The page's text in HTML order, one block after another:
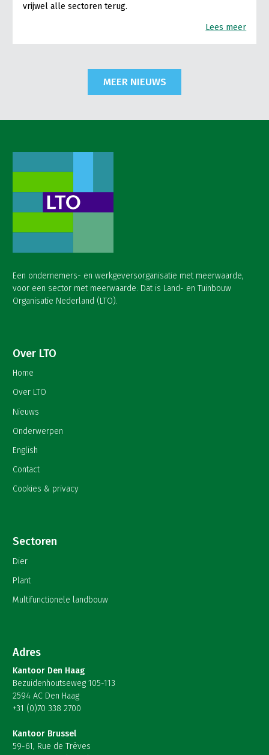
vrijwel alle sectoren terug.
Lees meer
MEER NIEUWS
Een ondernemers- en werkgeversorganisatie met meerwaarde,
voor een sector met meerwaarde. Dat is Land- en Tuinbouw
Organisatie Nederland (LTO).
Over LTO
Home
Over LTO
Nieuws
Onderwerpen
English
Contact
Cookies & privacy
Sectoren
Dier
Plant
Multifunctionele landbouw
Adres
Kantoor Den Haag
Bezuidenhoutseweg 105-113
2594 AC Den Haag
+31 (0)70 338 2700
Kantoor Brussel
59-61, Rue de Trèves